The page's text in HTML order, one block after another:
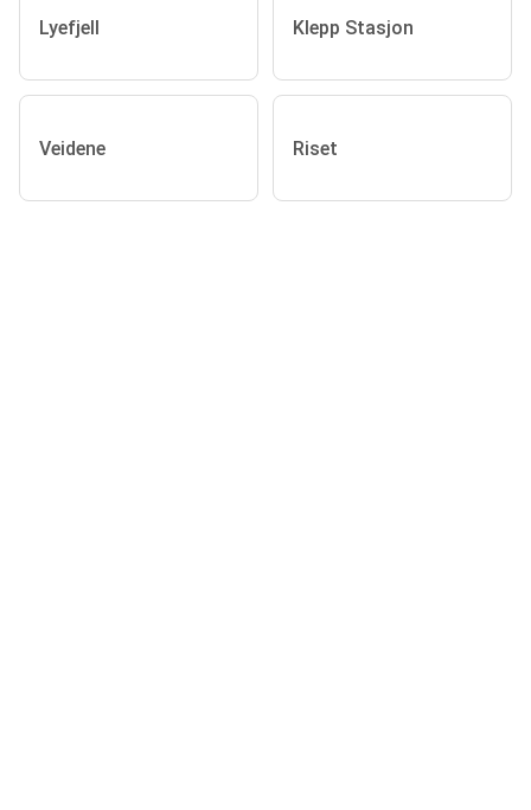
Lyefjell Klepp Stasjon
Veidene Riset